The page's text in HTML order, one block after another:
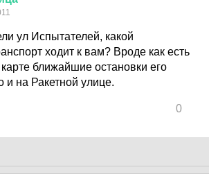
ул Испытателей, какой
ходит к вам? Вроде как есть
ближайшие остановки его
и на Ракетной улице.
0